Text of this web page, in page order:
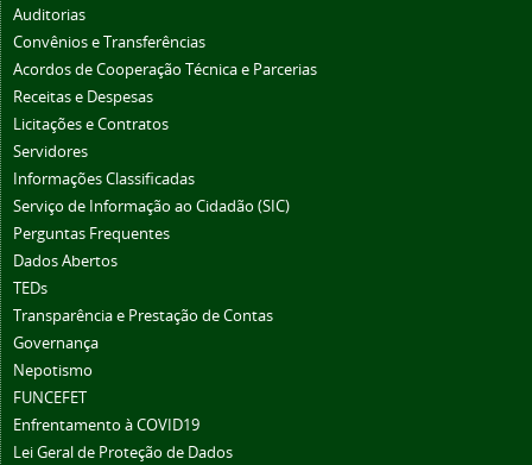
Auditorias
Convênios e Transferências
Acordos de Cooperação Técnica e Parcerias
Receitas e Despesas
Licitações e Contratos
Servidores
Informações Classificadas
Serviço de Informação ao Cidadão (SIC)
Perguntas Frequentes
Dados Abertos
TEDs
Transparência e Prestação de Contas
Governança
Nepotismo
FUNCEFET
Enfrentamento à COVID19
Lei Geral de Proteção de Dados